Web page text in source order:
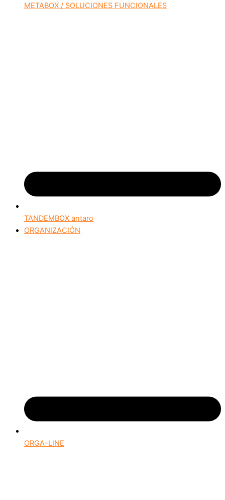
METABOX / SOLUCIONES FUNCIONALES
TANDEMBOX antaro
ORGANIZACIÓN
ORGA-LINE